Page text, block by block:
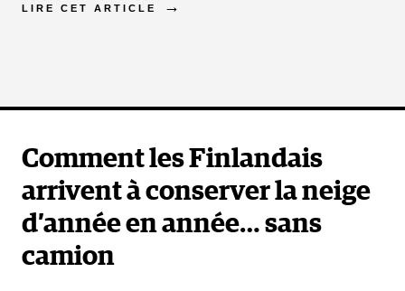
LIRE CET ARTICLE
Comment les Finlandais
arrivent à conserver la neige
d’année en année… sans
camion